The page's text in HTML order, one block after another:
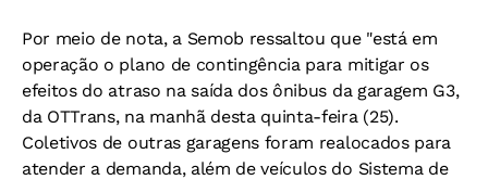
Por meio de nota, a Semob ressaltou que "está em
operação o plano de contingência para mitigar os
efeitos do atraso na saída dos ônibus da garagem G3,
da OTTrans, na manhã desta quinta-feira (25).
Coletivos de outras garagens foram realocados para
atender a demanda, além de veículos do Sistema de